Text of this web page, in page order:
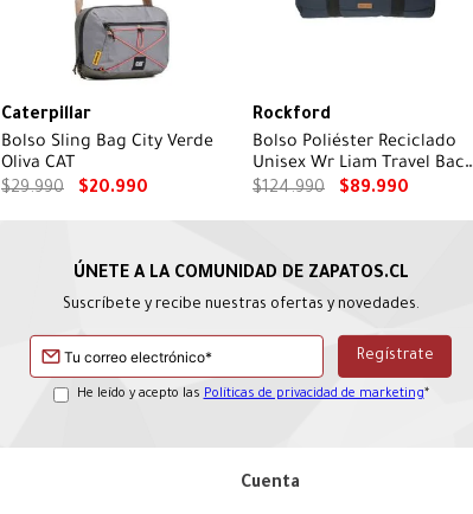
Caterpillar
Bolso Sling Bag City Verde
Oliva CAT
$29.990 $20.990
Rockford
Bolso Poliéster Reciclado
Unisex Wr Liam Travel Back
Azul Rockford
$124.990 $89.990
Suscríbete y recibe nuestras ofertas y novedades.
He leído y acepto las Políticas de privacidad de marketing*
Cuenta